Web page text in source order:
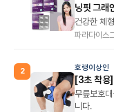
닝핏 그래
건강한 체
파라다이스
2 호랭이상인
[3초 착용]
무릎보호
니다.